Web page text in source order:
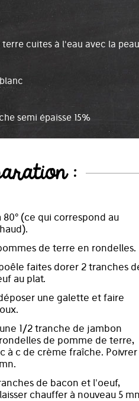
cuites à l'eau avec la peau
semi épaisse 15%
:
(ce qui correspond au
de terre en rondelles.
faites dorer 2 tranches
au plat.
une galette et faire
1/2 tranche de jambon
de pomme de terre,
à c de crème fraîche. Poivrer
de bacon et l'oeuf,
chauffer à nouveau 5